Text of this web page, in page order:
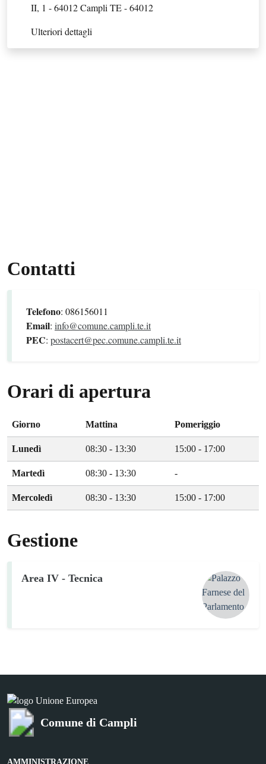
II, 1 - 64012 Campli TE - 64012
Ulteriori dettagli
Contatti
Telefono: 086156011
Email: info@comune.campli.te.it
PEC: postacert@pec.comune.campli.te.it
Orari di apertura
Giorno Mattina Pomeriggio
Lunedì 08:30 - 13:30 15:00 - 17:00
Martedì 08:30 - 13:30 -
Mercoledì 08:30 - 13:30 15:00 - 17:00
Gestione
Area IV - Tecnica
Comune di Campli
AMMINISTRAZIONE